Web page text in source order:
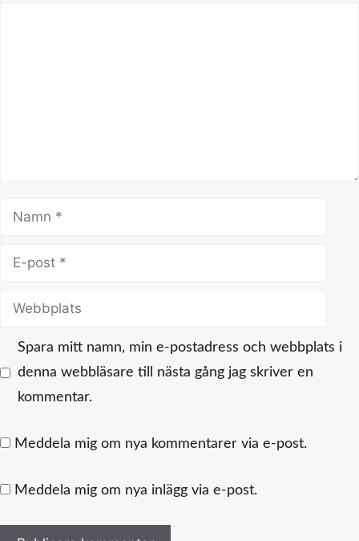
Namn
Webbplats
Spara mitt namn, min e-postadress och webbplats i
denna webbläsare till nästa gång jag skriver en
kommentar.
Meddela mig om nya kommentarer via e-post.
Meddela mig om nya inlägg via e-post.